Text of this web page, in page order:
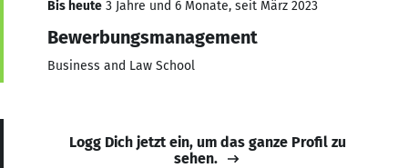
Bis heute 3 Jahre und 6 Monate, seit März 2023
Bewerbungsmanagement
Business and Law School
Logg Dich jetzt ein, um das ganze Profil zu
sehen.